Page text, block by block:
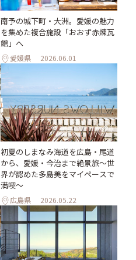
南予の城下町・大洲。愛媛の魅力
を集めた複合施設「おおず赤煉瓦
館」へ
愛媛県 2026.06.01
初夏のしまなみ海道を広島・尾道
から、愛媛・今治まで絶景旅〜世
界が認めた多島美をマイペースで
満喫〜
広島県 2026.05.22